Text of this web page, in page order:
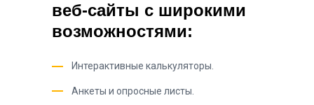
Интерактивные калькуляторы.
Анкеты и опросные листы.
веб-сайты с широкими
возможностями: